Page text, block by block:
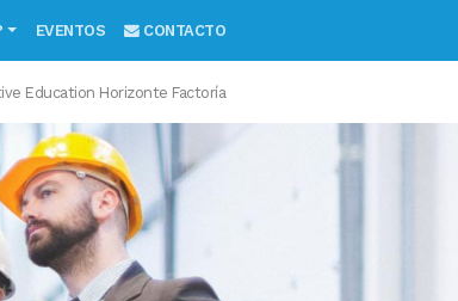
EVENTOS CONTACTO
Education Horizonte Factoría